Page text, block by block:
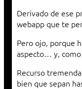
Derivado de ese
webapp que te
Pero ojo, porque
aspecto… y, como
Recurso
bien que sepan